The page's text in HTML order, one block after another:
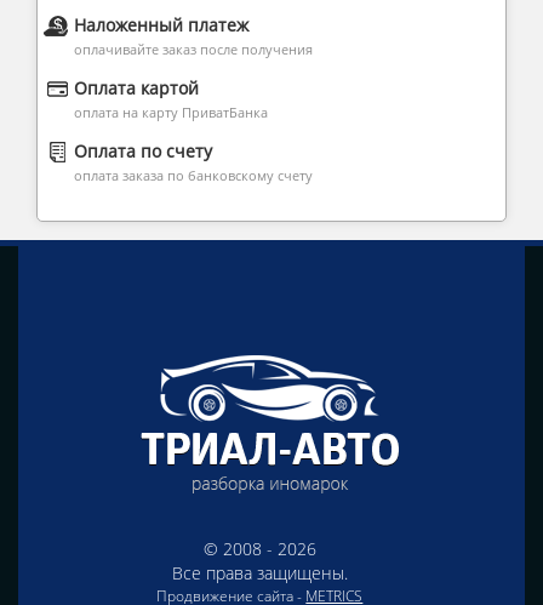
Наложенный платеж
оплачивайте заказ после получения
Оплата картой
оплата на карту ПриватБанка
Оплата по счету
оплата заказа по банковскому счету
© 2008 - 2026
Все права защищены.
Продвижение сайта - METRICS